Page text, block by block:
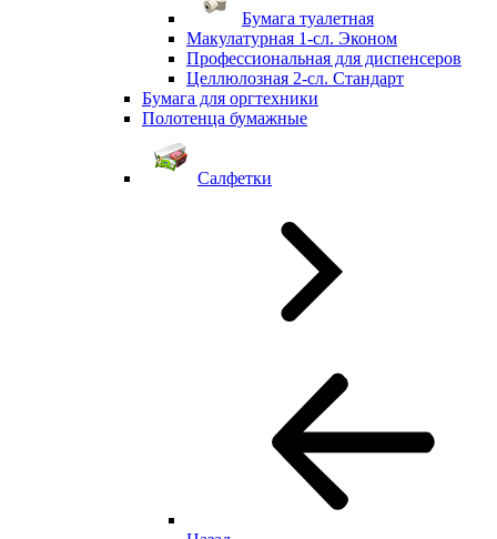
Бумага туалетная
Макулатурная 1-сл. Эконом
Профессиональная для диспенсеров
Целлюлозная 2-сл. Стандарт
Бумага для оргтехники
Полотенца бумажные
Салфетки